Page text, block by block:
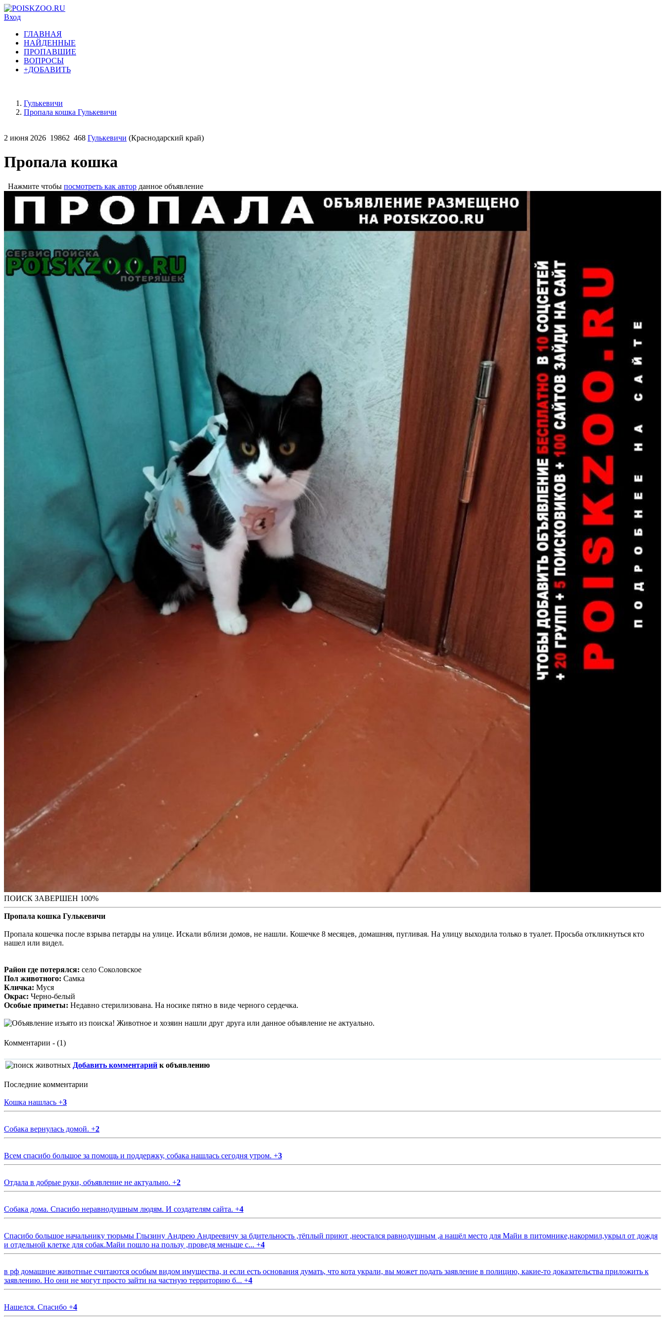
Вход
ГЛАВНАЯ
НАЙДЕННЫЕ
ПРОПАВШИЕ
ВОПРОСЫ
+ДОБАВИТЬ
Гулькевичи
Пропала кошка Гулькевичи
2 июня 2026 19862 468 Гулькевичи (Краснодарский край)
Пропала кошка
Нажмите чтобы посмотреть как автор данное объявление
ПОИСК ЗАВЕРШЕН 100%
Пропала кошка Гулькевичи
Пропала кошечка после взрыва петарды на улице. Искали вблизи домов, не нашли. Кошечке 8 месяцев, домашняя, пугливая. На улицу выходила только в туалет. Просьба откликнуться кто
нашел или видел.
Район где потерялся: село Соколовское
Пол животного: Самка
Кличка: Муся
Окрас: Черно-белый
Особые приметы: Недавно стерилизована. На носике пятно в виде черного сердечка.
Комментарии - (1)
Добавить комментарий к объявлению
Последние комментарии
Кошка нашлась +3
Собака вернулась домой. +2
Всем спасибо большое за помощь и поддержку, собака нашлась сегодня утром. +3
Отдала в добрые руки, объявление не актуально. +2
Собака дома. Спасибо неравнодушным людям. И создателям сайта. +4
Спасибо большое начальнику тюрьмы Глызину Андрею Андреевичу за бдительность ,тёплый приют ,неостался равнодушным ,а нашёл место для Майи в питомнике,накормил,укрыл от дождя
и отдельной клетке для собак.Майи пошло на пользу ,проведя меньше с... +4
в рф домашние животные считаются особым видом имущества, и если есть основания думать, что кота украли, вы может подать заявление в полицию, какие-то доказательства приложить к
заявлению. Но они не могут просто зайти на частную территорию б... +4
Нашелся. Спасибо +4